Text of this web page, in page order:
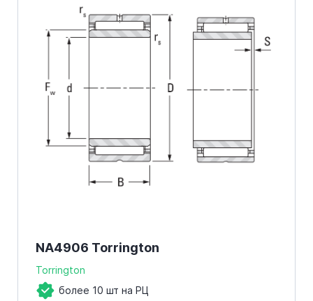
NA4906 Torrington
Torrington
более 10 шт на РЦ